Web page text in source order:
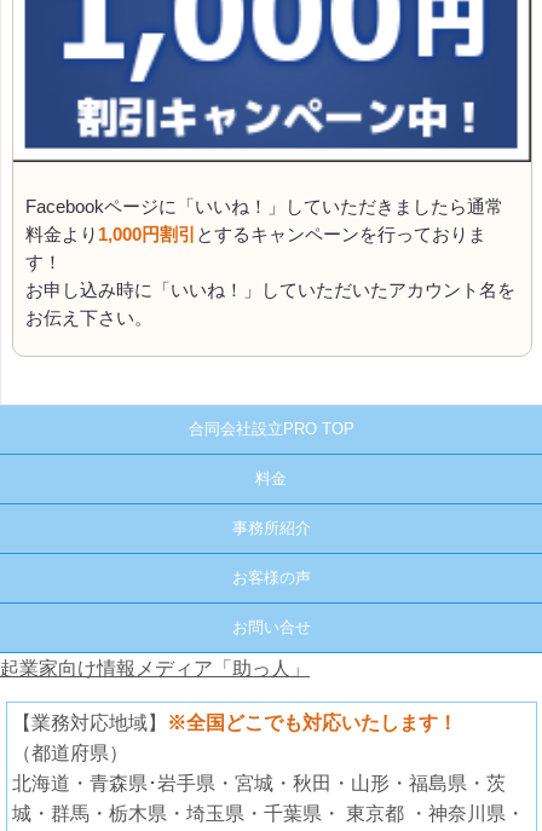
Facebookページに「いいね！」していただきましたら通常
料金より 1,000円割引 とするキャンペーンを行っておりま
す！
お申し込み時に「いいね！」していただいたアカウント名を
お伝え下さい。
合同会社設立PRO TOP
料金
事務所紹介
お客様の声
お問い合せ
起業家向け情報メディア「助っ人」
【業務対応地域】
※全国どこでも対応いたします！
（都道府県）
北海道・青森県･岩手県・宮城・秋田・山形・福島県・茨
城・群馬・栃木県・埼玉県・千葉県・ 東京都 ・神奈川県・